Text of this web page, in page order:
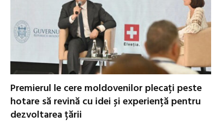
Premierul le cere moldovenilor plecați peste
hotare să revină cu idei și experiență pentru
dezvoltarea țării